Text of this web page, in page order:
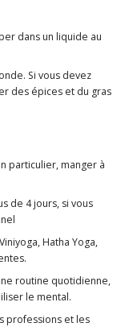
dans un liquide au
Si vous devez
des épices et du gras
particulier, manger à
de 4 jours, si vous
Hatha Yoga,
routine quotidienne,
le mental.
professions et les